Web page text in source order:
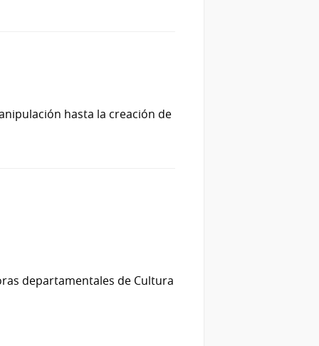
hasta la creación de
departamentales de Cultura